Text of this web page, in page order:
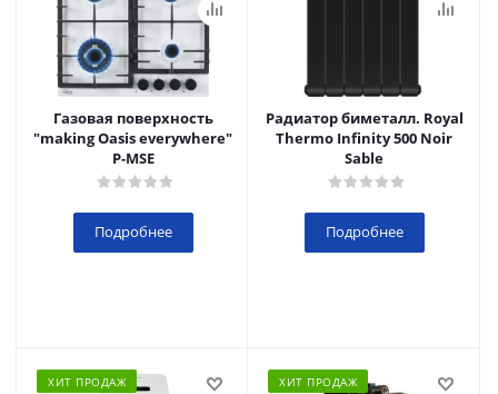
Газовая поверхность
"making Oasis everywhere"
P-MSE
Подробнее
Радиатор биметалл. Royal
Thermo Infinity 500 Noir
Sable
Подробнее
ХИТ ПРОДАЖ ХИТ ПРОДАЖ